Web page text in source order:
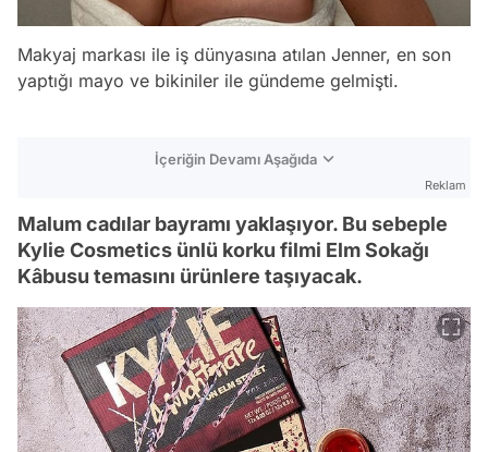
Makyaj markası ile iş dünyasına atılan Jenner, en son
yaptığı mayo ve bikiniler ile gündeme gelmişti.
İçeriğin Devamı Aşağıda
Reklam
Malum cadılar bayramı yaklaşıyor. Bu sebeple
Kylie Cosmetics ünlü korku filmi Elm Sokağı
Kâbusu temasını ürünlere taşıyacak.